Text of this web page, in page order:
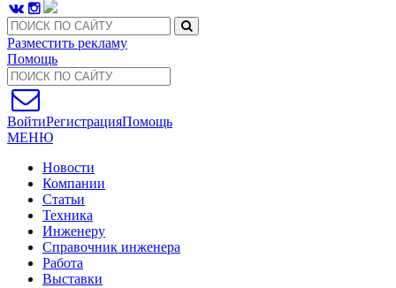
Разместить рекламу
Помощь
ВойтиРегистрацияПомощь
МЕНЮ
Новости
Компании
Статьи
Техника
Инженеру
Справочник инженера
Работа
Выставки